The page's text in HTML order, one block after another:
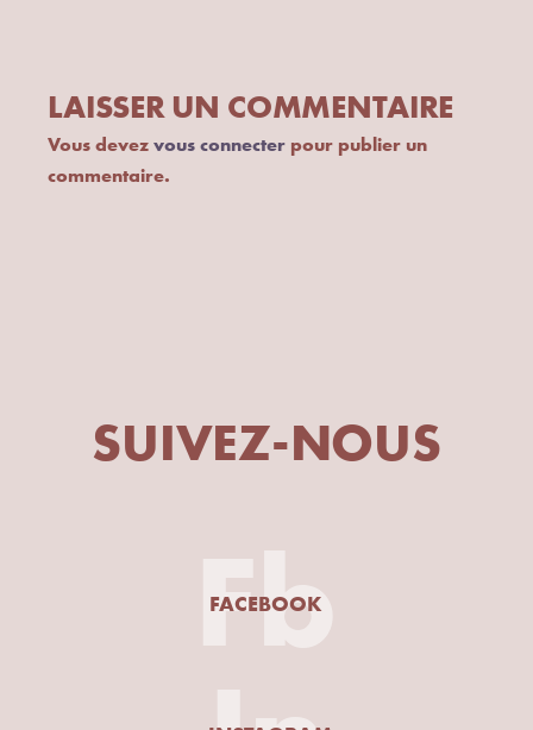
LAISSER UN COMMENTAIRE
Vous devezvous connecter pour publier un
commentaire.
SUIVEZ-NOUS
Fb
FACEBOOK